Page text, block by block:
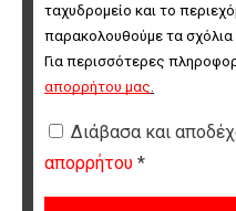
ταχυδρομείο και το
παρακολουθούμε τα σχόλια
Για περισσότερες
απορρήτου μας
Διάβασα και
απορρήτου *